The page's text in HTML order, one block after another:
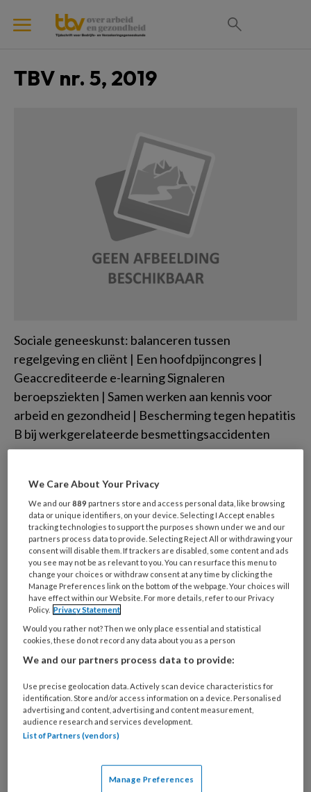
TBV nr. 5, 2019
Sociale geneeskunst: balanceren tussen
regelgeving en cliënt | Een hoofdpijncongres |
Geaccrediteerde e-learning Signaleren
beroepsziekten | Samen werken aan kennis voor
arbeid en gezondheid | Bescherming tegen hepatitis
B bij werkgerelateerde besmettingsaccidenten
Sociale
geneeskunst:
balanceren tussen
regelgeving en cliënt
Ziekte bij een
arbeidsconflict
Prognose
beoordeling door
verzekeringsartsen
We Care About Your Privacy
We and our889 partners store and access personal data, like browsing
data or unique identifiers, on your device. Selecting I Accept enables
tracking technologies to support the purposes shown under we and our
partners process data to provide. Selecting Reject All or withdrawing your
consent will disable them. If trackers are disabled, some content and ads
you see may not be as relevant to you. You can resurface this menu to
change your choices or withdraw consent at any time by clicking the
Manage Preferences link on the bottom of the webpage. Your choices will
have effect within our Website. For more details, refer to our Privacy
Policy. Privacy Statement
Would you rather not? Then we only place essential and statistical
cookies, these do not record any data about you as a person
We and our partners process data to provide:
Use precise geolocation data. Actively scan device characteristics for
identification. Store and/or access information on a device. Personalised
advertising and content, advertising and content measurement,
audience research and services development.
List of Partners (vendors)
Manage Preferences